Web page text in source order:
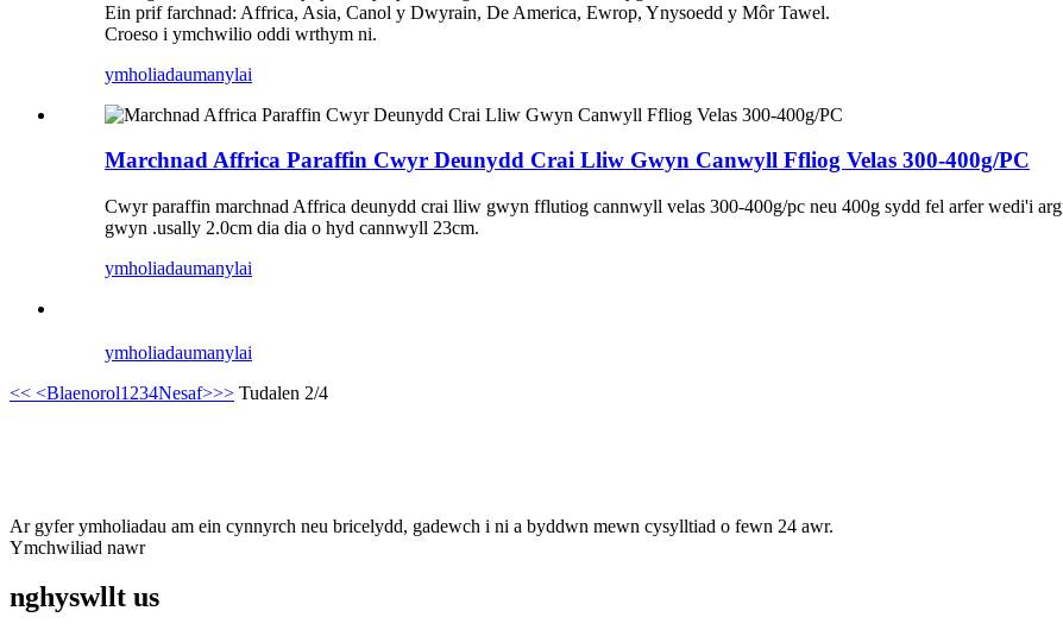
Ein prif farchnad: Affrica, Asia, Canol y Dwyrain, De America, Ewrop, Ynysoedd y Môr Tawel.
Croeso i ymchwilio oddi wrthym ni.
ymholiadaumanylai
Marchnad Affrica Paraffin Cwyr Deunydd Crai Lliw Gwyn Canwyll Ffliog Velas 300-400g/PC
Cwyr paraffin marchnad Affrica deunydd crai lliw gwyn fflutiog cannwyll velas 300-400g/pc neu 400g sydd fel arfer wedi'i
gwyn .usally 2.0cm dia dia o hyd cannwyll 23cm.
ymholiadaumanylai
ymholiadaumanylai
<< <Blaenorol1 234Nesaf>>> Tudalen 2/4
Ar gyfer ymholiadau am ein cynnyrch neu bricelydd, gadewch i ni a byddwn mewn cysylltiad o fewn 24 awr.
Ymchwiliad nawr
nghyswllt us